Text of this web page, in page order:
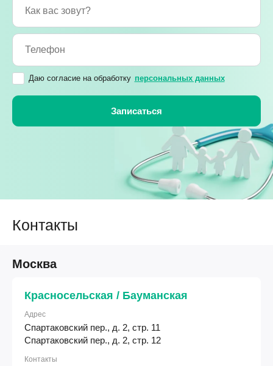
Даю согласие на обработку персональных данных
Контакты
Москва
Красносельская / Бауманская
Адрес
Спартаковский пер., д. 2, стр. 11
Спартаковский пер., д. 2, стр. 12
Контакты